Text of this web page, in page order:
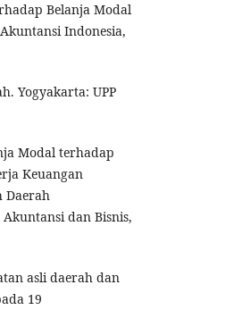
Belanja Modal
Indonesia,
Yogyakarta: UPP
Modal terhadap
Keuangan
Daerah
dan Bisnis,
asli daerah dan
19